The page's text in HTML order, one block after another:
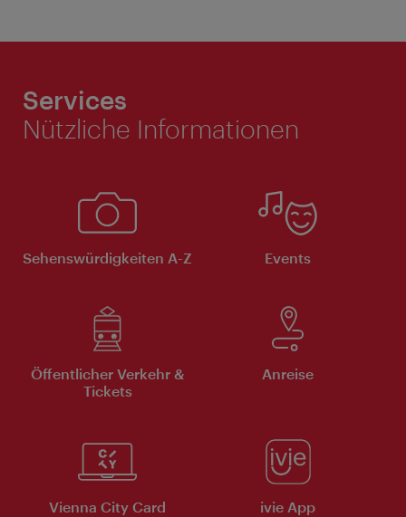
Services
Nützliche Informationen
Sehenswürdigkeiten A-Z Events
Öffentlicher Verkehr &
Tickets
Anreise
Vienna City Card ivie App